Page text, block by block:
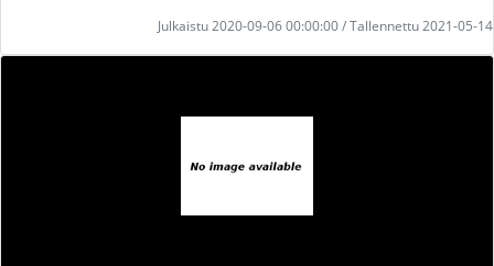
Julkaistu 2020-09-06 00:00:00 / Tallennettu 2021-05-14